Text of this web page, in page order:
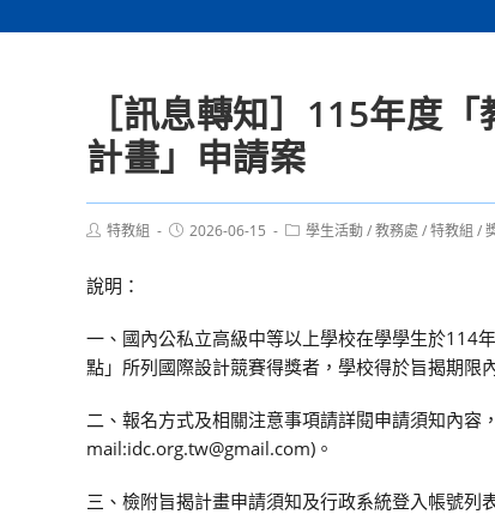
［訊息轉知］115年度
計畫」申請案
Post特教組
Post2026-06-15
Post學生活動/教務處 /特教組 /
說明：
一、國內公私立高級中等以上學校在學學生於114
點」所列國際設計競賽得獎者，學校得於旨揭期限
二、報名方式及相關注意事項請詳閱申請須知內
mail:idc.org.tw@gmail.com)。
三、檢附旨揭計畫申請須知及行政系統登入帳號列